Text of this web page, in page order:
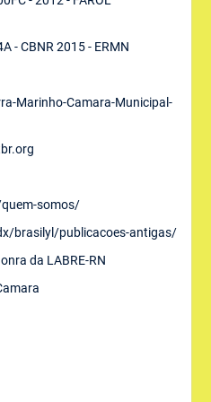
- CBNR 2015 - ERMN
Marinho-Camara-Municipal-
somos/
brasilyl/publicacoes-antigas/
da LABRE-RN